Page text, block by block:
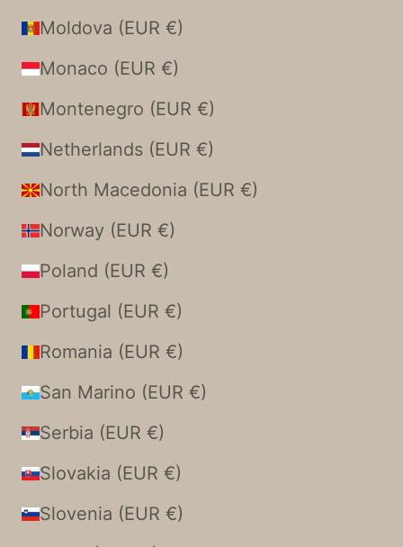
Moldova (EUR €)
Monaco (EUR €)
Montenegro (EUR €)
Netherlands (EUR €)
North Macedonia (EUR €)
Norway (EUR €)
Poland (EUR €)
Portugal (EUR €)
Romania (EUR €)
San Marino (EUR €)
Serbia (EUR €)
Slovakia (EUR €)
Slovenia (EUR €)